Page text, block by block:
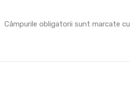
Câmpurile obligatorii sunt marcate cu